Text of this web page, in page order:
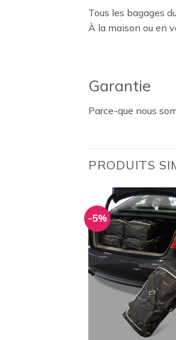
Tous les bagages
À la maison ou en
Garantie
Parce-que nous
PRODUITS
-5%